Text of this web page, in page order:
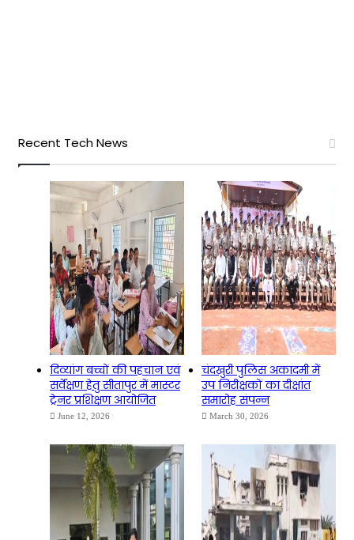
Recent Tech News
दिव्यांग बच्चों की पहचान एवं
सर्वेक्षण हेतु सीतापुर में मास्टर
ट्रेनर प्रशिक्षण आयोजित
June 12, 2026
चंदखुरी पुलिस अकादमी में
उप निरीक्षकों का दीक्षांत
समारोह संपन्न
March 30, 2026